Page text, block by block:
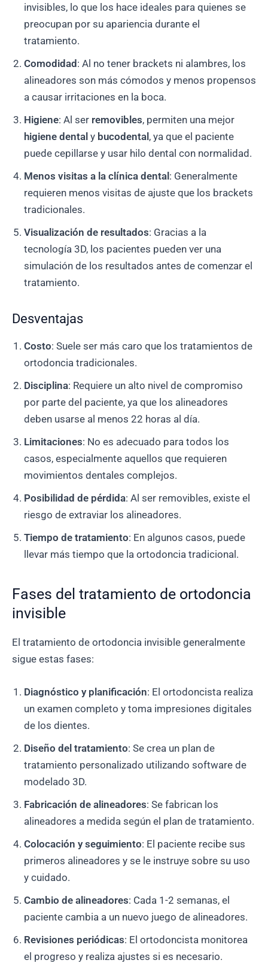
invisibles, lo que los hace ideales para quienes se
preocupan por su apariencia durante el
tratamiento.
Comodidad : Al no tener brackets ni alambres, los
alineadores son más cómodos y menos propensos
a causar irritaciones en la boca.
Higiene: Al ser removibles, permiten una mejor
higiene dental y bucodental , ya que el paciente
puede cepillarse y usar hilo dental con normalidad.
Menos visitas a la clínica dental : Generalmente
requieren menos visitas de ajuste que los brackets
tradicionales.
Visualización de resultados: Gracias a la
tecnología 3D, los pacientes pueden ver una
simulación de los resultados antes de comenzar el
tratamiento.
Desventajas
Costo: Suele ser más caro que los tratamientos de
ortodoncia tradicionales.
Disciplina: Requiere un alto nivel de compromiso
por parte del paciente, ya que los alineadores
deben usarse al menos 22 horas al día.
Limitaciones: No es adecuado para todos los
casos, especialmente aquellos que requieren
movimientos dentales complejos.
Posibilidad de pérdida: Al ser removibles, existe el
riesgo de extraviar los alineadores.
Tiempo de tratamiento: En algunos casos, puede
llevar más tiempo que la ortodoncia tradicional.
Fases del tratamiento de ortodoncia
invisible
El tratamiento de ortodoncia invisible generalmente
sigue estas fases:
Diagnóstico y planificación: El ortodoncista realiza
un examen completo y toma impresiones digitales
de los dientes.
Diseño del tratamiento: Se crea un plan de
tratamiento personalizado utilizando software de
modelado 3D.
Fabricación de alineadores: Se fabrican los
alineadores a medida según el plan de tratamiento.
Colocación y seguimiento: El paciente recibe sus
primeros alineadores y se le instruye sobre su uso
y cuidado.
Cambio de alineadores: Cada 1-2 semanas, el
paciente cambia a un nuevo juego de alineadores.
Revisiones periódicas: El ortodoncista monitorea
el progreso y realiza ajustes si es necesario.